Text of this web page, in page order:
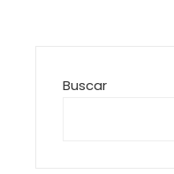
Buscar